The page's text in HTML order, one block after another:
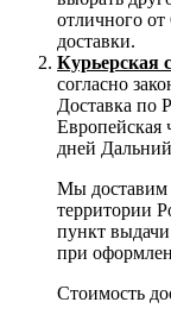
отличного
доставки.
Курьерская
согласно
Доставка по
Европейская
дней
Мы доставим
территории
пункт
при
Стоимость